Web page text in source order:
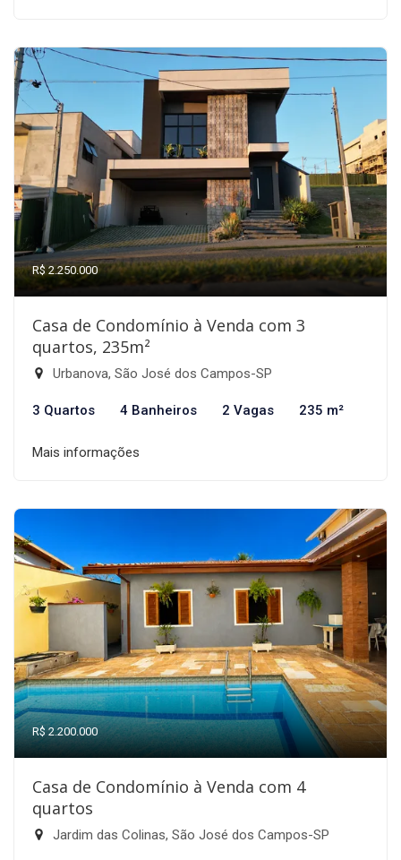
R$ 2.250.000
Casa de Condomínio à Venda com 3
quartos, 235m²
Urbanova, São José dos Campos-SP
3 Quartos 4 Banheiros 2 Vagas 235 m²
Mais informações
R$ 2.200.000
Casa de Condomínio à Venda com 4
quartos
Jardim das Colinas, São José dos Campos-SP